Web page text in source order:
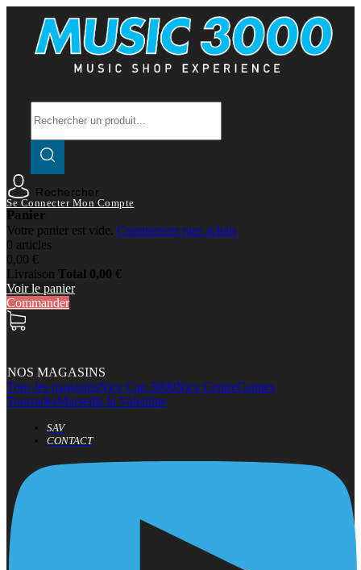
Rechercher
Se Connecter Mon Compte
Panier
Votre panier est vide. Commencer mes achats
0 articles
0,00 €
Livraison Total 0,00 €
Voir le panier
Commander
NOS MAGASINS
Tous les magasinsNice Cap 3000Nice CentreCannes
TourradesMarseille la Valentine
SAV
CONTACT